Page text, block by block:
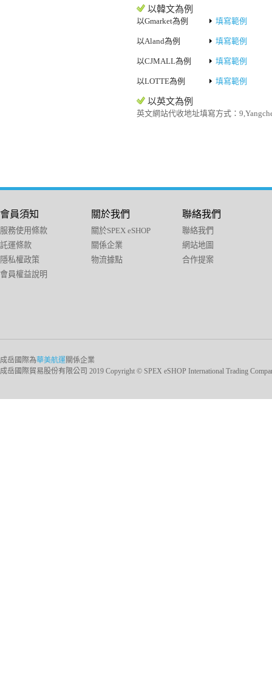
以韓文為例
以Gmarket為例 填寫範例
以Aland為例 填寫範例
以CJMALL為例 填寫範例
以LOTTE為例 填寫範例
以英文為例
英文網站代收地址填寫方式：
會員須知
服務使用條款
託運條款
隱私權政策
會員權益說明
關於我們
關於SPEX eSHOP
關係企業
物流據點
聯絡我們
聯絡我們
網站地圖
合作提案
成岳國際為華美航運關係企業
成岳國際貿易股份有限公司 2019 Copyright © SPEX eSHOP International Trading